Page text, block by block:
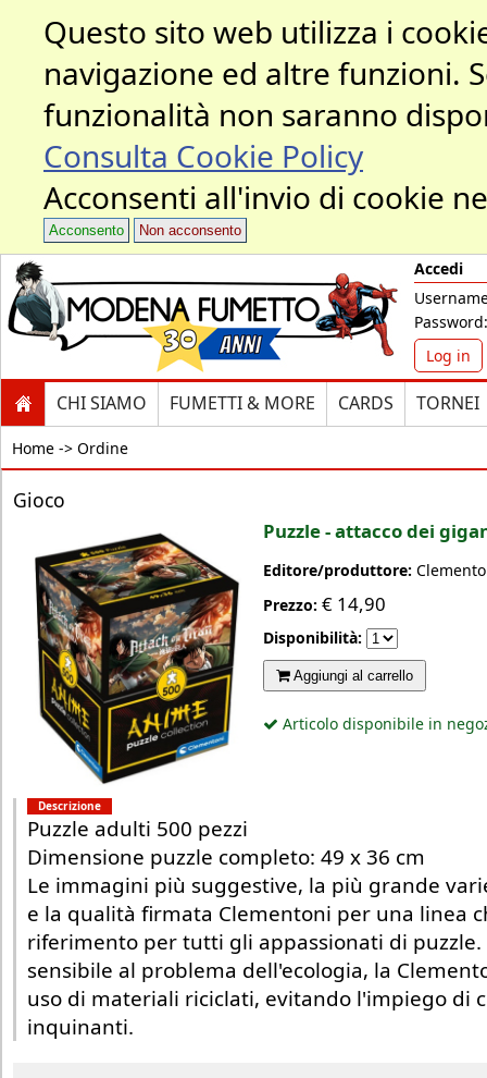
Questo sito web utilizza i
navigazione ed altre funzioni.
funzionalità non saranno
Consulta Cookie Policy
Acconsenti all'invio di cookie
Acconsento Non acconsento
Accedi
Password:
Log in
CHI SIAMO FUMETTI & MORE CARDS TORNEI
Home -> Ordine
Gioco
Puzzle - attacco dei
Editore/produttore:
Prezzo: € 14,90
Disponibilità:
Aggiungi al carrello
Articolo disponibile in
Descrizione
Puzzle adulti 500 pezzi
Dimensione puzzle completo: 49 x 36 cm
Le immagini più suggestive, la più grande
e la qualità firmata Clementoni per una linea
riferimento per tutti gli appassionati di puzzle.
sensibile al problema dell'ecologia, la
uso di materiali riciclati, evitando l'impiego di
inquinanti.